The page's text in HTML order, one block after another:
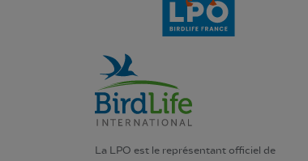
La LPO est le représentant officiel de